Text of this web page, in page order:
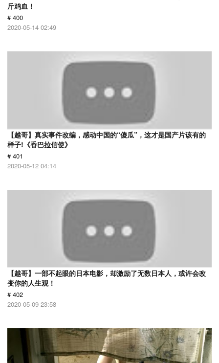
斤鸡血！
# 400
2020-05-14 02:49
【越哥】真实事件改编，感动中国的“傻瓜”，这才是国产片该有的
样子!《香巴拉信使》
# 401
2020-05-12 04:14
【越哥】一部不起眼的日本电影，却激励了无数日本人，或许会改
变你的人生观！
# 402
2020-05-09 23:58